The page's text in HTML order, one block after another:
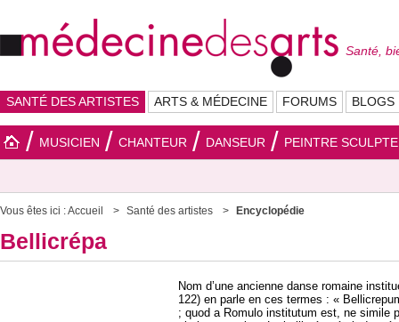
Santé,
SANTÉ DES ARTISTES ARTS & MÉDECINE FORUMS BLOGS
MUSICIEN CHANTEUR DANSEUR PEINTRE
Vous êtes ici :Accueil Santé des artistes Encyclopédie
Bellicrépa
Nom d’une ancienne danse romaine
122) en parle en ces termes : «
; quod a Romulo institutum est, ne simile